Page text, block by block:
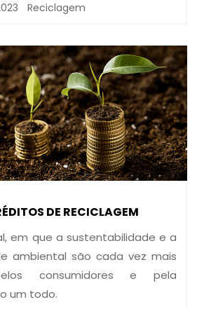
Reciclagem
DE RECICLAGEM
em que a sustentabilidade e a
ambiental são cada vez mais
consumidores e pela
um todo.